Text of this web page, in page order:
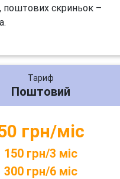
поштових скриньок –
Тариф
Поштовий
грн/міс
150 грн/3 міс
300 грн/6 міс